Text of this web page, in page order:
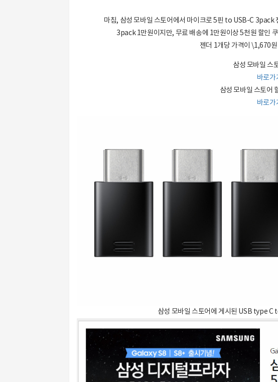
마침, 삼성 모바일 스토어에서 마이크로 5핀 to USB-C 3pack
3pack 1만원이지만, 무료 배송에 1만원이상 5천원 할인
젠더 1개당 가격이 \1,670
삼성 모바일 스
바로가
삼성 모바일 스토어
바로가
삼성 모바일 스토어에 게시된 USB type